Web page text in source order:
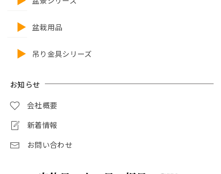
盆栽用品
吊り金具シリーズ
お知らせ
会社概要
新着情報
お問い合わせ